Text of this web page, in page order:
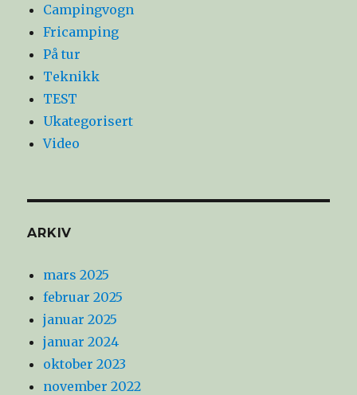
Campingvogn
Fricamping
På tur
Teknikk
TEST
Ukategorisert
Video
ARKIV
mars 2025
februar 2025
januar 2025
januar 2024
oktober 2023
november 2022